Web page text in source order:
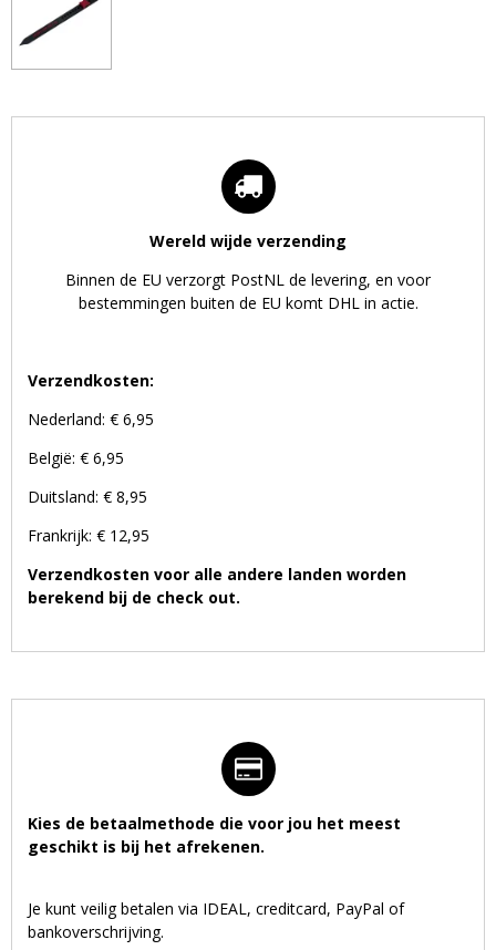
Wereld wijde verzending
Binnen de EU verzorgt PostNL de levering, en voor
bestemmingen buiten de EU komt DHL in actie.
Verzendkosten:
Nederland: € 6,95
België: € 6,95
Duitsland: € 8,95
Frankrijk: € 12,95
Verzendkosten voor alle andere landen worden
berekend bij de check out.
Kies de betaalmethode die voor jou het meest
geschikt is bij het afrekenen.
Je kunt veilig betalen via IDEAL, creditcard, PayPal of
bankoverschrijving.